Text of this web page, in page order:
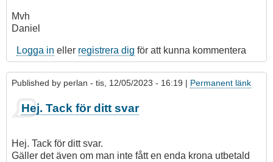
Mvh
Daniel
Logga in eller registrera dig för att kunna kommentera
Published by perlan - tis, 12/05/2023 - 16:19 | Permanent länk
Hej. Tack för ditt svar
Hej. Tack för ditt svar.
Gäller det även om man inte fått en enda krona utbetald